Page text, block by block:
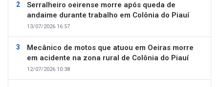
Serralheiro oeirense morre após queda de
andaime durante trabalho em Colônia do Piauí
13/07/2026 16:57
Mecânico de motos que atuou em Oeiras morre
em acidente na zona rural de Colônia do Piauí
12/07/2026 10:38